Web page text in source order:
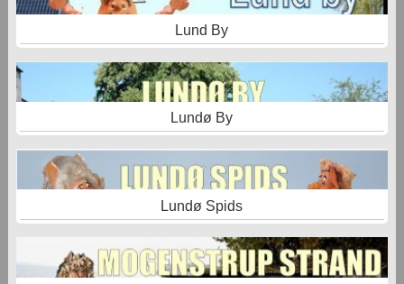
Lund By
Lundø By
Lundø Spids